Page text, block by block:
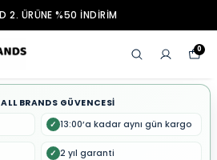
2. ÜRÜNE %50 İNDİRİM
0
BRANDS GÜVENCESİ
✓ 13:00’a kadar aynı gün kargo
✓ 2 yıl garanti